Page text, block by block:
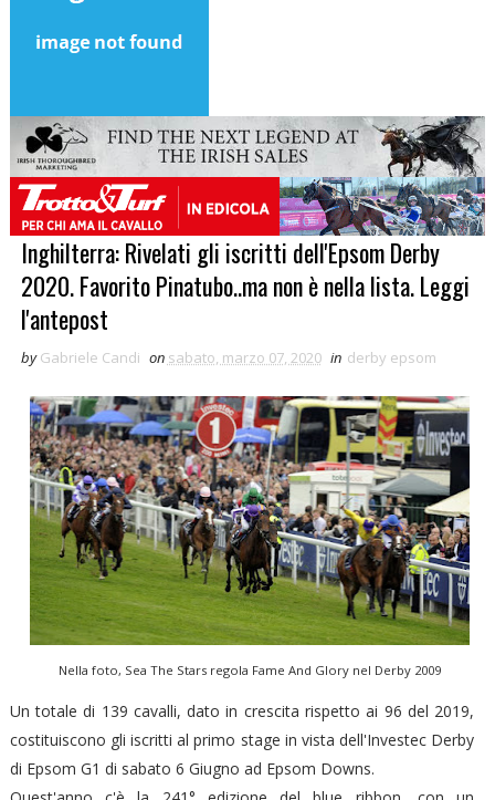
Inghilterra: Rivelati gli iscritti dell'Epsom Derby
2020. Favorito Pinatubo..ma non è nella lista. Leggi
l'antepost
by Gabriele Candi on sabato, marzo 07, 2020 in derby epsom
Nella foto, Sea The Stars regola Fame And Glory nel Derby 2009
Un totale di 139 cavalli, dato in crescita rispetto ai 96 del 2019,
costituiscono gli iscritti al primo stage in vista dell'Investec Derby
di Epsom G1 di sabato 6 Giugno ad Epsom Downs.